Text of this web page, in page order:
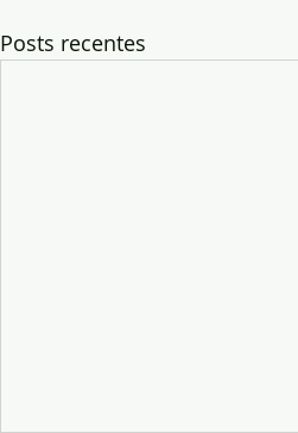
Posts recentes